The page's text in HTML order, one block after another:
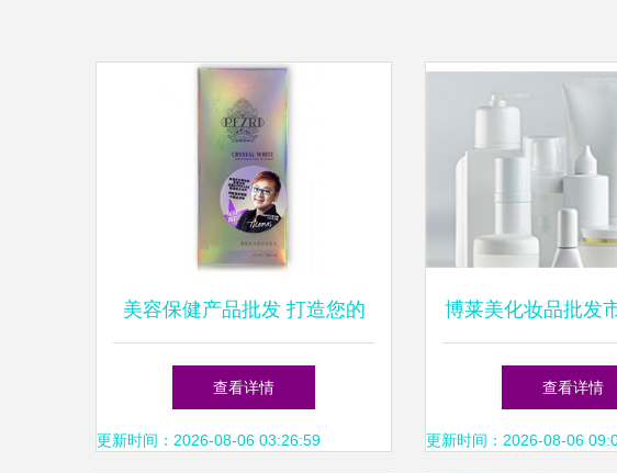
美容保健产品批发 打造您的
美丽事业蓝图
查看详情
更新时间：2026-08-06 03:26:59
博莱美化妆品批发
选购指南
查看详情
更新时间：2026-08-06